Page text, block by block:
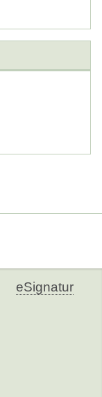
eSignatur